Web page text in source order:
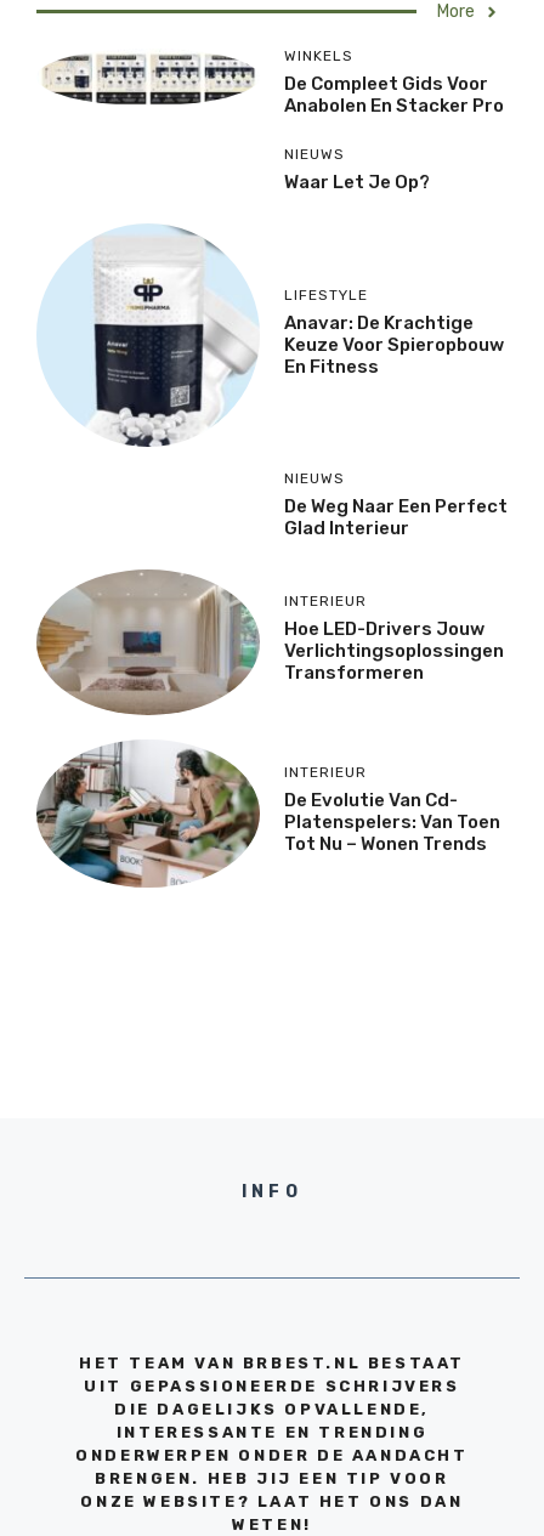
More
WINKELS
De Compleet Gids Voor
Anabolen En Stacker Pro
NIEUWS
Waar Let Je Op?
LIFESTYLE
Anavar: De Krachtige
Keuze Voor Spieropbouw
En Fitness
NIEUWS
De Weg Naar Een Perfect
Glad Interieur
INTERIEUR
Hoe LED-Drivers Jouw
Verlichtingsoplossingen
Transformeren
INTERIEUR
De Evolutie Van Cd-
Platenspelers: Van Toen
Tot Nu – Wonen Trends
INFO
HET TEAM VAN BRBEST.NL BESTAAT
UIT GEPASSIONEERDE SCHRIJVERS
DIE DAGELIJKS OPVALLENDE,
INTERESSANTE EN TRENDING
ONDERWERPEN ONDER DE AANDACHT
BRENGEN. HEB JIJ EEN TIP VOOR
ONZE WEBSITE? LAAT HET ONS DAN
WETEN!